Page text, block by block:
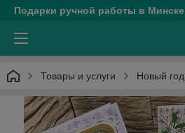
Подарки ручной работы в Минске
Товары и услуги Новый год